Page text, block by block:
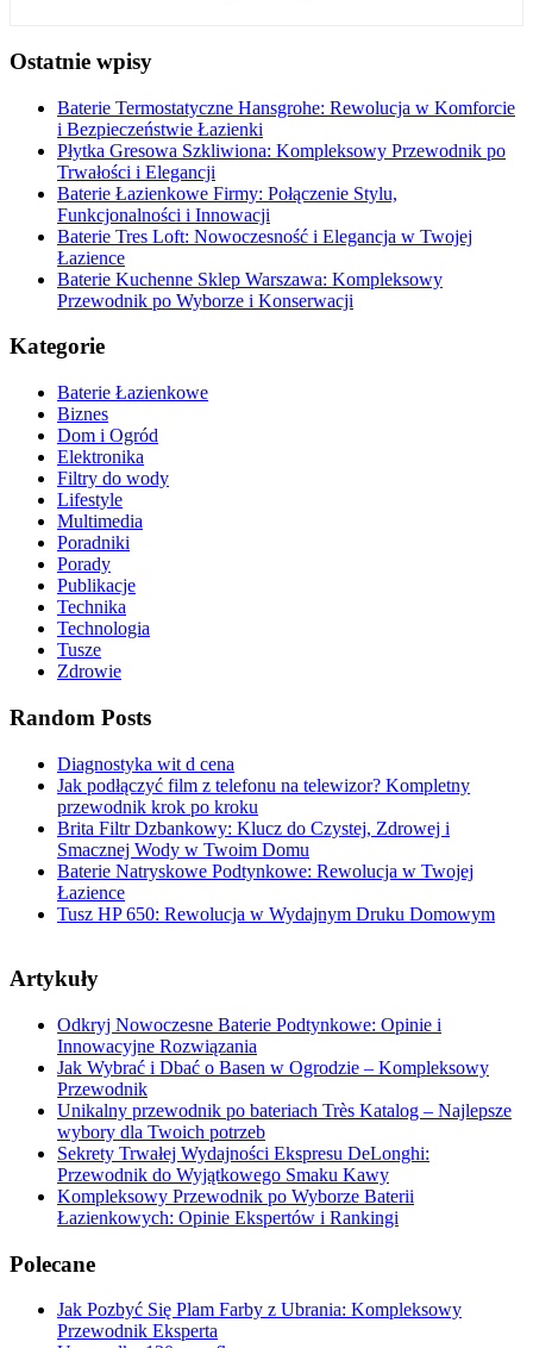
Ostatnie wpisy
Baterie Termostatyczne Hansgrohe: Rewolucja w Komforcie
i Bezpieczeństwie Łazienki
Płytka Gresowa Szkliwiona: Kompleksowy Przewodnik po
Trwałości i Elegancji
Baterie Łazienkowe Firmy: Połączenie Stylu,
Funkcjonalności i Innowacji
Baterie Tres Loft: Nowoczesność i Elegancja w Twojej
Łazience
Baterie Kuchenne Sklep Warszawa: Kompleksowy
Przewodnik po Wyborze i Konserwacji
Kategorie
Baterie Łazienkowe
Biznes
Dom i Ogród
Elektronika
Filtry do wody
Lifestyle
Multimedia
Poradniki
Porady
Publikacje
Technika
Technologia
Tusze
Zdrowie
Random Posts
Diagnostyka wit d cena
Jak podłączyć film z telefonu na telewizor? Kompletny
przewodnik krok po kroku
Brita Filtr Dzbankowy: Klucz do Czystej, Zdrowej i
Smacznej Wody w Twoim Domu
Baterie Natryskowe Podtynkowe: Rewolucja w Twojej
Łazience
Tusz HP 650: Rewolucja w Wydajnym Druku Domowym
Artykuły
Odkryj Nowoczesne Baterie Podtynkowe: Opinie i
Innowacyjne Rozwiązania
Jak Wybrać i Dbać o Basen w Ogrodzie – Kompleksowy
Przewodnik
Unikalny przewodnik po bateriach Très Katalog – Najlepsze
wybory dla Twoich potrzeb
Sekrety Trwałej Wydajności Ekspresu DeLonghi:
Przewodnik do Wyjątkowego Smaku Kawy
Kompleksowy Przewodnik po Wyborze Baterii
Łazienkowych: Opinie Ekspertów i Rankingi
Polecane
Jak Pozbyć Się Plam Farby z Ubrania: Kompleksowy
Przewodnik Eksperta